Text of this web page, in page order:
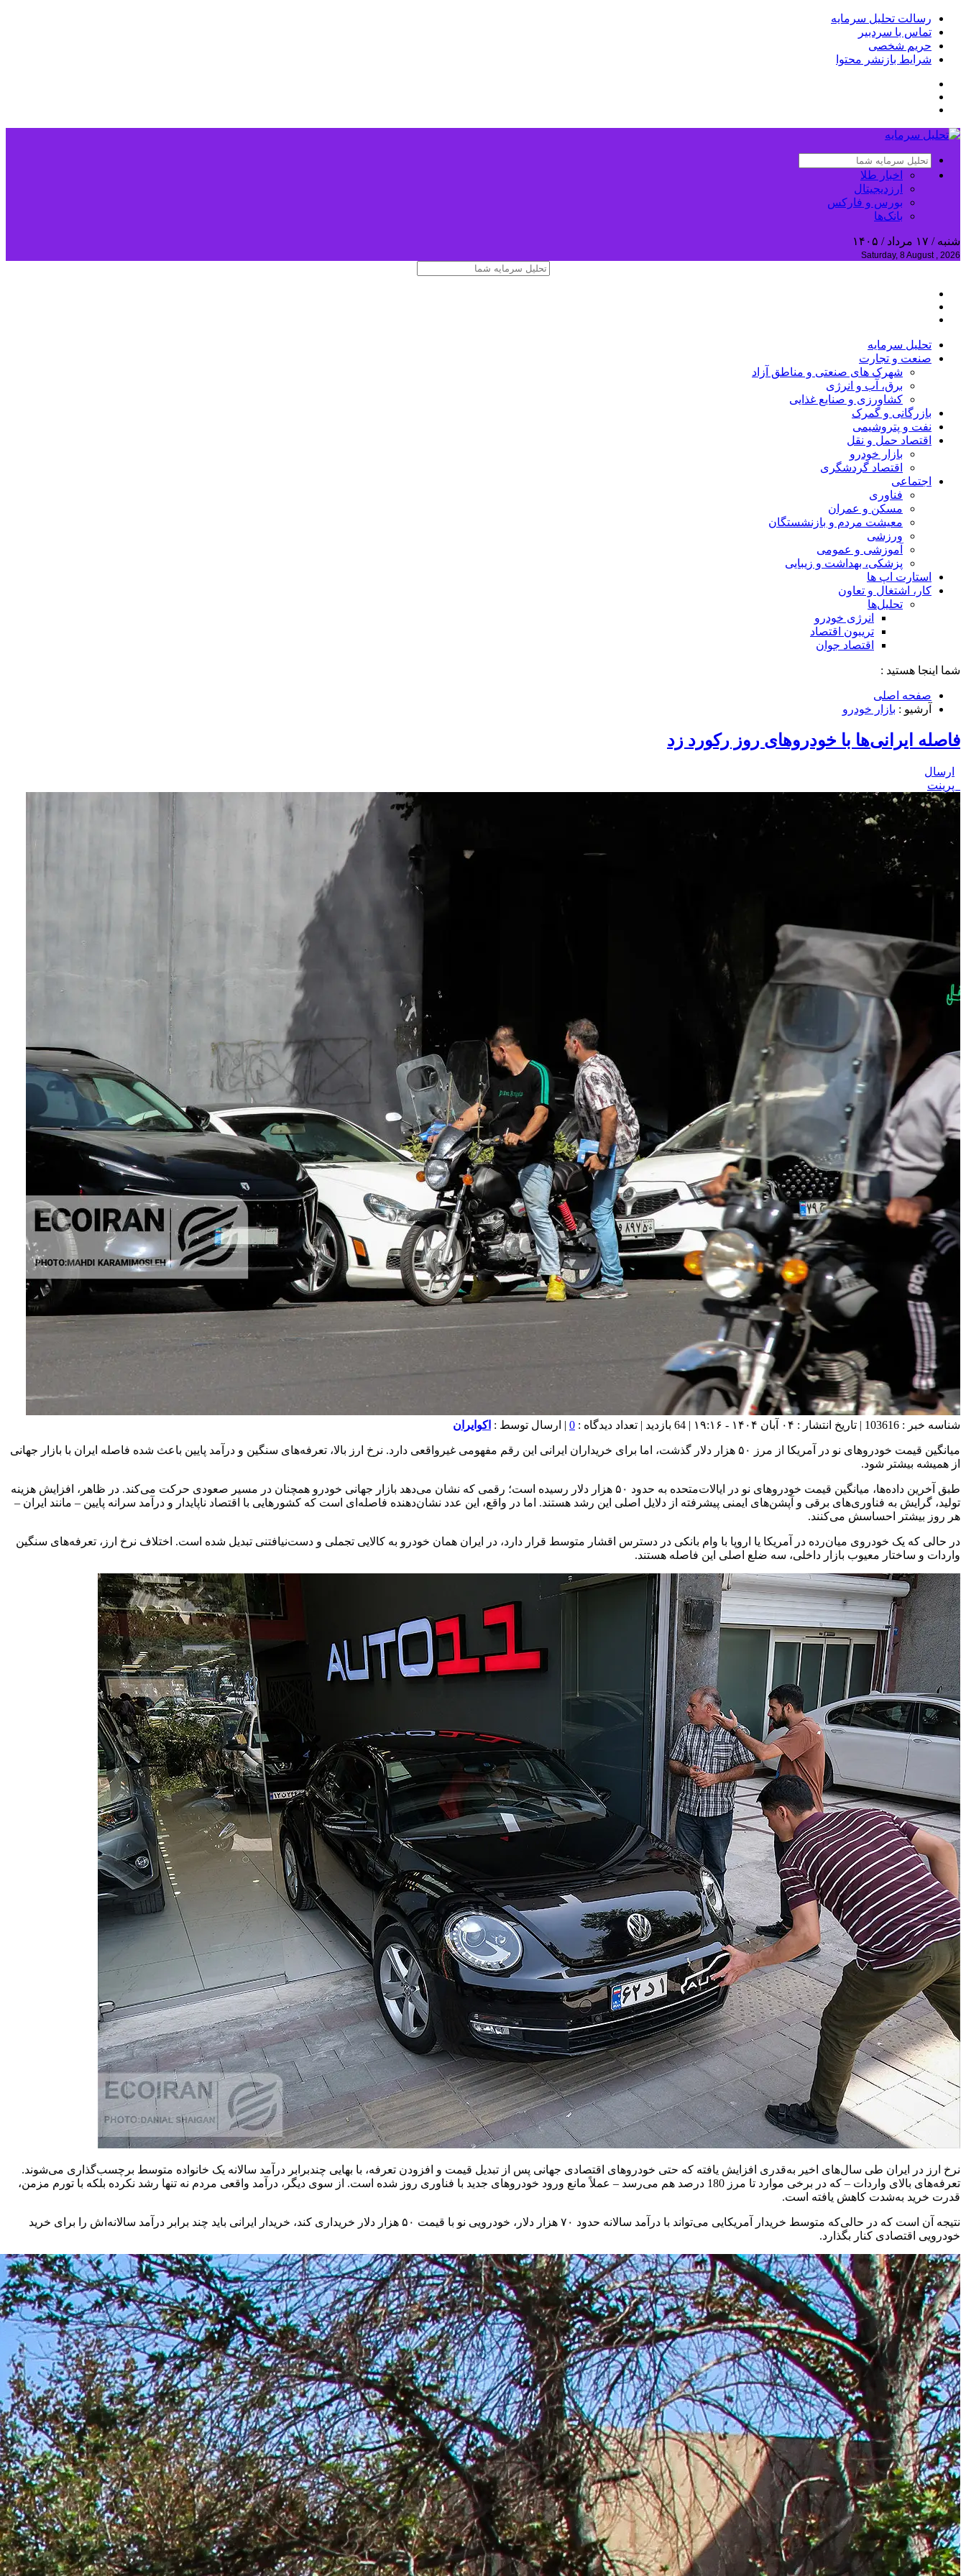
رسالت تحلیل سرمایه
تماس با سردبیر
حریم شخصی
شرایط بازنشر محتوا
اخبار طلا
ارزدیجیتال
بورس و فارکس
بانک‌ها
شنبه / ۱۷ مرداد / ۱۴۰۵
Saturday, 8 August , 2026
تحلیل‌ سرمایه
صنعت و تجارت
شهرک های صنعتی و مناطق آزاد
برق، آب و انرژی
کشاورزی و صنایع غذایی
بازرگانی و گمرک
نفت و پتروشیمی
اقتصاد حمل و نقل
بازار خودرو
اقتصاد گردشگری
اجتماعی
فناوری
مسکن و عمران
معیشت مردم و بازنشستگان
ورزشی
آموزشی و عمومی
پزشکی، بهداشت و زیبایی
استارت اپ ها
کار، اشتغال و تعاون
تحلیل‌ها
انرژی خودرو
تریبون اقتصاد
اقتصاد جوان
شما اینجا هستید :
صفحه اصلی
آرشیو : بازار خودرو
فاصله ایرانی‌ها با خودروهای روز رکورد زد
ارسال
پرینت
شناسه خبر : 103616 | تاریخ انتشار : ۰۴ آبان ۱۴۰۴ - ۱۹:۱۶ | 64 بازدید | تعداد دیدگاه : 0 | ارسال توسط : اکوایران
میانگین قیمت خودروهای نو در آمریکا از مرز ۵۰ هزار دلار گذشت، اما برای خریداران ایرانی این رقم مفهومی غیرواقعی دارد. نرخ ارز بالا، تعرفه‌های سنگین و درآمد پایین باعث شده فاصله ایران با بازار جهانی
از همیشه بیشتر شود.
طبق آخرین داده‌ها، میانگین قیمت خودروهای نو در ایالات‌متحده به حدود ۵۰ هزار دلار رسیده است؛ رقمی که نشان می‌دهد بازار جهانی خودرو همچنان در مسیر صعودی حرکت می‌کند. در ظاهر، افزایش هزینه
تولید، گرایش به فناوری‌های برقی و آپشن‌های ایمنی پیشرفته از دلایل اصلی این رشد هستند. اما در واقع، این عدد نشان‌دهنده فاصله‌ای است که کشورهایی با اقتصاد ناپایدار و درآمد سرانه پایین – مانند ایران –
هر روز بیشتر احساسش می‌کنند.
در حالی که یک خودروی میان‌رده در آمریکا یا اروپا با وام بانکی در دسترس اقشار متوسط قرار دارد، در ایران همان خودرو به کالایی تجملی و دست‌نیافتنی تبدیل شده است. اختلاف نرخ ارز، تعرفه‌های سنگین
واردات و ساختار معیوب بازار داخلی، سه ضلع اصلی این فاصله هستند.
نرخ ارز در ایران طی سال‌های اخیر به‌قدری افزایش یافته که حتی خودروهای اقتصادی جهانی پس از تبدیل قیمت و افزودن تعرفه، با بهایی چندبرابر درآمد سالانه یک خانواده متوسط برچسب‌گذاری می‌شوند.
تعرفه‌های بالای واردات – که در برخی موارد تا مرز 180 درصد هم می‌رسد – عملاً مانع ورود خودروهای جدید با فناوری روز شده است. از سوی دیگر، درآمد واقعی مردم نه تنها رشد نکرده بلکه با تورم مزمن،
قدرت خرید به‌شدت کاهش یافته است.
نتیجه آن است که در حالی‌که متوسط خریدار آمریکایی می‌تواند با درآمد سالانه حدود ۷۰ هزار دلار، خودرویی نو با قیمت ۵۰ هزار دلار خریداری کند، خریدار ایرانی باید چند برابر درآمد سالانه‌اش را برای خرید
خودرویی اقتصادی کنار بگذارد.